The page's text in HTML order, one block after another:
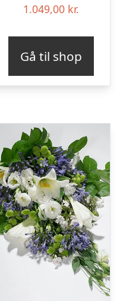
1.049,00 kr.
Gå til shop